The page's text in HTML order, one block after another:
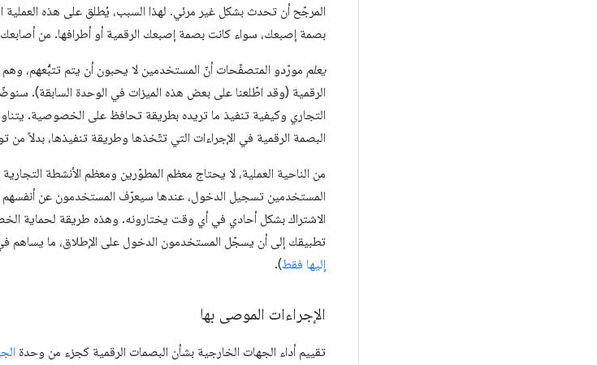
المرجّح أن تحدث بشكل غير مرئي. لهذا السبب، يُطلق على هذه
بصمة إصبعك، سواء كانت بصمة إصبعك الرقمية أو أطرافها. من
يعلم مورّدو المتصفّحات أنّ المستخدمين لا يحبون أن يتم تتبُّعهم،
الرقمية (وقد اطّلعنا على بعض هذه الميزات في الوحدة السابقة).
التجاري وكيفية تنفيذ ما تريده بطريقة تحافظ على الخصوصية.
البصمة الرقمية في الإجراءات التي تتّخذها وطريقة تنفيذها، بدلاً
من الناحية العملية، لا يحتاج معظم المطوّرين ومعظم الأنشطة
المستخدمين تسجيل الدخول، عندها سيعرّف المستخدمون عن أنفسهم
الاشتراك بشكل أحادي في أي وقت يختارونه. وهذه طريقة لحماية
تطبيقك إلى أن يسجّل المستخدمون الدخول على الإطلاق، ما
إليها فقط).
الإجراءات الموصى بها
تقييم أداء الجهات الخارجية بشأن البصمات الرقمية كجزء من وحدة